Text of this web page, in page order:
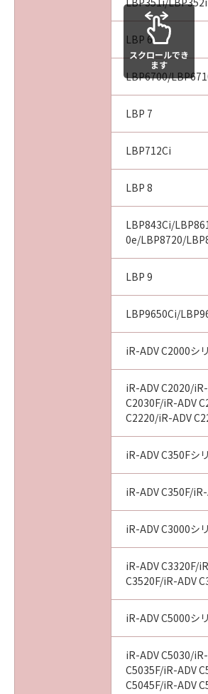
LBP 6
LBP6700/
LBP 7
LBP712Ci
LBP 8
LBP843Ci/
0e/LBP8720/
LBP 9
LBP9650Ci/
iR-ADV C2000シ
iR-ADV C2020/
C2030F/iR-ADV
C2220/iR-ADV
iR-ADV C350Fシ
iR-ADV C350F/
iR-ADV C3000シ
iR-ADV C3320F/
C3520F/iR-ADV
iR-ADV C5000シ
iR-ADV C5030/
C5035F/iR-ADV
C5045F/iR-ADV
スクロールでき
ます